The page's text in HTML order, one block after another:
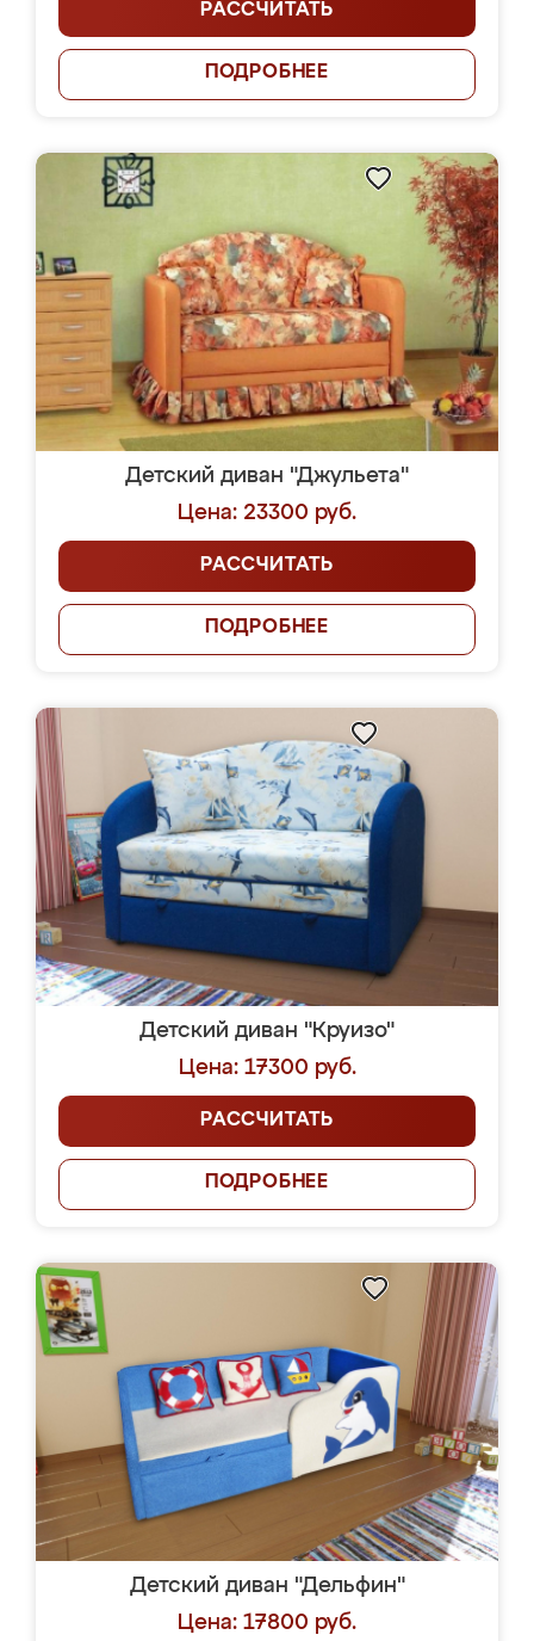
РАССЧИТАТЬ
ПОДРОБНЕЕ
Детский диван "Джульета"
Цена: 23300 руб.
РАССЧИТАТЬ
ПОДРОБНЕЕ
Детский диван "Круизо"
Цена: 17300 руб.
РАССЧИТАТЬ
ПОДРОБНЕЕ
Детский диван "Дельфин"
Цена: 17800 руб.